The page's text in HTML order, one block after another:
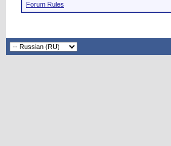
Forum Rules